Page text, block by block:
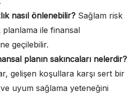
nasıl önlenebilir? Sağlam risk
ile finansal
geçilebilir.
planın sakıncaları nelerdir?
gelişen koşullara karşı sert bir
uyum sağlama yeteneğini